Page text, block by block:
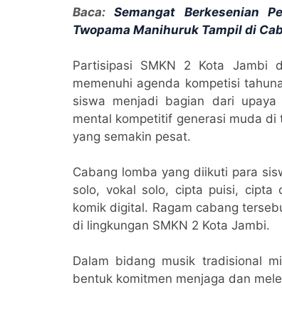
Baca:Semangat Berkesenian
Twopama Manihuruk Tampil di
Partisipasi SMKN 2 Kota Jambi
memenuhi agenda kompetisi
siswa menjadi bagian dari
mental kompetitif generasi muda
yang semakin pesat.
Cabang lomba yang diikuti para
solo, vokal solo, cipta puisi, cipta
komik digital. Ragam cabang
di lingkungan SMKN 2 Kota Jambi.
Dalam bidang musik tradisional
bentuk komitmen menjaga dan